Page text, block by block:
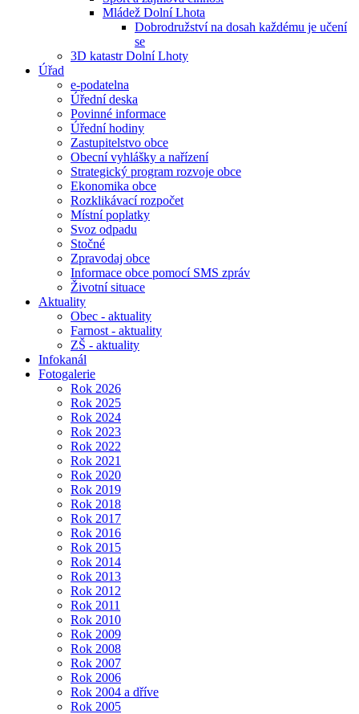
Mládež Dolní Lhota
Dobrodružství na dosah každému je učení
se
3D katastr Dolní Lhoty
Úřad
e-podatelna
Úřední deska
Povinné informace
Úřední hodiny
Zastupitelstvo obce
Obecní vyhlášky a nařízení
Strategický program rozvoje obce
Ekonomika obce
Rozklikávací rozpočet
Místní poplatky
Svoz odpadu
Stočné
Zpravodaj obce
Informace obce pomocí SMS zpráv
Životní situace
Aktuality
Obec - aktuality
Farnost - aktuality
ZŠ - aktuality
Infokanál
Fotogalerie
Rok 2026
Rok 2025
Rok 2024
Rok 2023
Rok 2022
Rok 2021
Rok 2020
Rok 2019
Rok 2018
Rok 2017
Rok 2016
Rok 2015
Rok 2014
Rok 2013
Rok 2012
Rok 2011
Rok 2010
Rok 2009
Rok 2008
Rok 2007
Rok 2006
Rok 2004 a dříve
Rok 2005